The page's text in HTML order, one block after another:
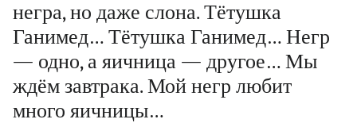
негра, но даже слона. Тётушка
Ганимед… Тётушка Ганимед… Негр
— одно, а яичница — другое… Мы
ждём завтрака. Мой негр любит
много яичницы…